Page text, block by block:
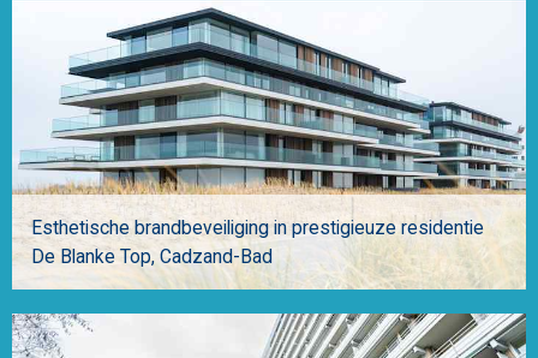
Esthetische brandbeveiliging in prestigieuze residentie
De Blanke Top Cadzand-Bad